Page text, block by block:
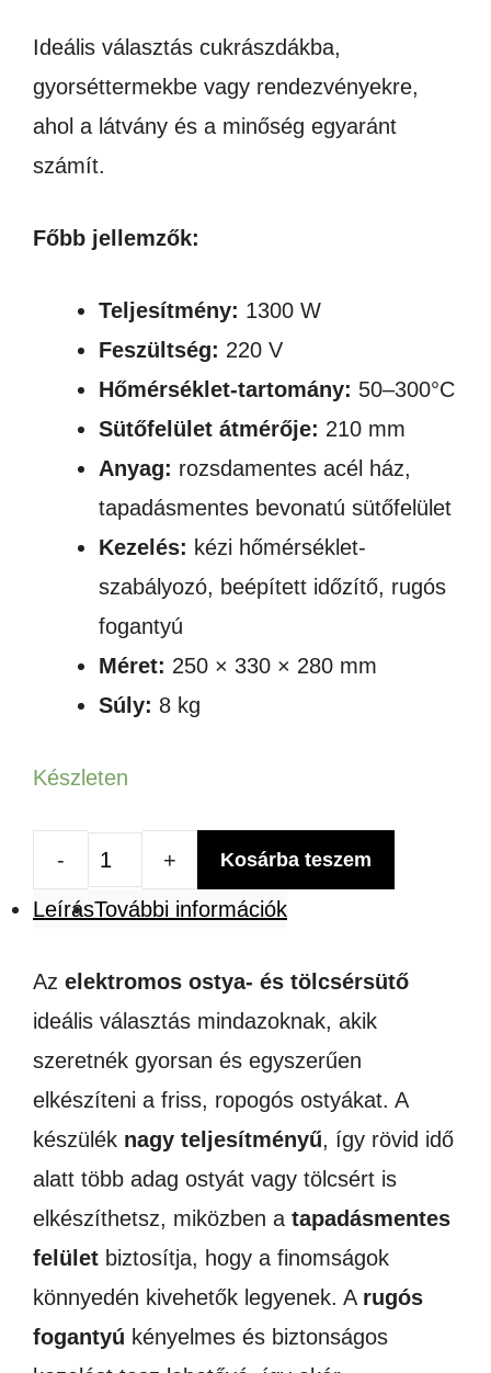
Ideális választás cukrászdákba,
gyorséttermekbe vagy rendezvényekre,
ahol a látvány és a minőség egyaránt
számít.
Főbb jellemzők:
Teljesítmény: 1300 W
Feszültség: 220 V
Hőmérséklet-tartomány: 50–300°C
Sütőfelület átmérője: 210 mm
Anyag: rozsdamentes acél ház,
tapadásmentes bevonatú sütőfelület
Kezelés: kézi hőmérséklet-
szabályozó, beépített időzítő, rugós
fogantyú
Méret: 250 × 330 × 280 mm
Súly: 8 kg
Készleten
ostyasütő,
mennyiség
Kosárba teszem
LeírásTovábbi információk
Az elektromos ostya- és tölcsérsütő
ideális választás mindazoknak, akik
szeretnék gyorsan és egyszerűen
elkészíteni a friss, ropogós ostyákat. A
készülék nagy teljesítményű, így rövid idő
alatt több adag ostyát vagy tölcsért is
elkészíthetsz, miközben a tapadásmentes
felület biztosítja, hogy a finomságok
könnyedén kivehetők legyenek. A rugós
fogantyú kényelmes és biztonságos